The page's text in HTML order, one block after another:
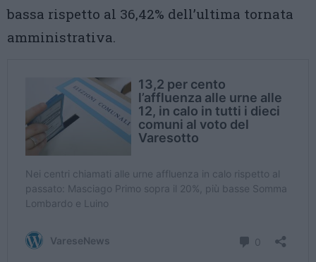
bassa rispetto al 36,42% dell’ultima tornata
amministrativa.